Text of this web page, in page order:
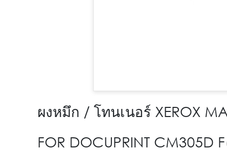
ผงหมึก / โทนเนอร์ XEROX
FOR DOCUPRINT CM305D